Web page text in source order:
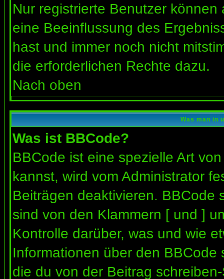
Nur registrierte Benutzer
eine Beeinflussung des
hast und immer noch nicht
die erforderlichen Rechte dazu.
Nach oben
Was man in
Was ist BBCode?
BBCode ist eine spezielle Art
kannst, wird vom Administrator
Beiträgen deaktivieren. BBCode
sind von den Klammern [ und ]
Kontrolle darüber, was und wie
Informationen über den
die du von der Beitrag